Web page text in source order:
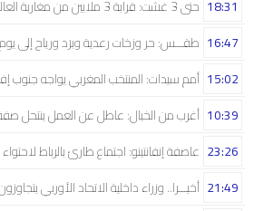
حتى 3 غشت: قرابة 3 ملايين من مغاربة العالم دخلوا المغرب 18:31
طقـــس: حر وزخات رعدية وبرَد ورياح إلى 16:47
أمم سيدات: المنتخب المغربي يواجه جنوب 15:02
أغرب من الخيال: عاطل عن العمل ينتحل 10:39
عاصفة إنفانتينو: اجتماع طارئ بالرباط 23:26
أخيـــرا.. وزراء داخلية الاتحاد الأوربي 21:49